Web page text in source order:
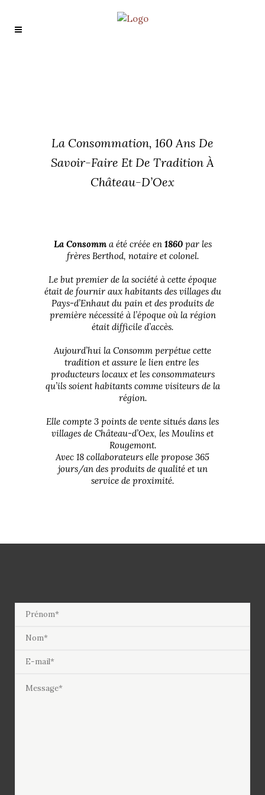
La Consommation, 160 Ans De
Savoir-Faire Et De Tradition À
Château-D’Oex
La Consomma été créée en 1860par les
frères Berthod, notaire et colonel.
Le but premier de la société à cette époque
était de fournir aux habitants des villages du
Pays-d’Enhaut du pain et des produits de
première nécessité à l’époque où la région
était difficile d’accès.
Aujourd’hui la Consomm perpétue cette
tradition et assure le lien entre les
producteurs locaux et les consommateurs
qu’ils soient habitants comme visiteurs de la
région.
Elle compte 3 points de vente situés dans les
villages de Château-d’Oex, les Moulins et
Rougemont.
Avec 18 collaborateurs elle propose 365
jours/an des produits de qualité et un
service de proximité.